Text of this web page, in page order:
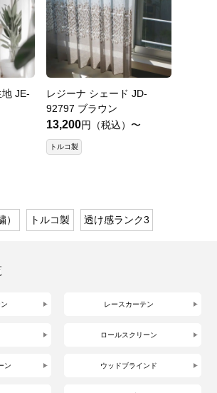
JE-
レジーナ シェード JD-
92797 ブラウン
13,200円（税込）〜
トルコ製
トルコ製 透け感ランク3
レースカーテン
ロールスクリーン
ン ウッドブラインド